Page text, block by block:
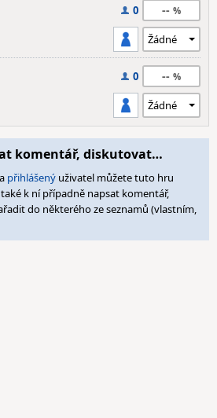
0 --
0 --
komentář, diskutovat…
a přihlášený uživatel můžete tuto hru
k ní případně napsat komentář,
do některého ze seznamů (vlastním,